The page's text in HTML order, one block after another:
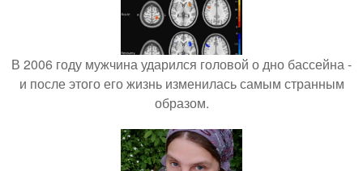
В 2006 году мужчина ударился головой о дно бассейна -
и после этого его жизнь изменилась самым странным
образом.